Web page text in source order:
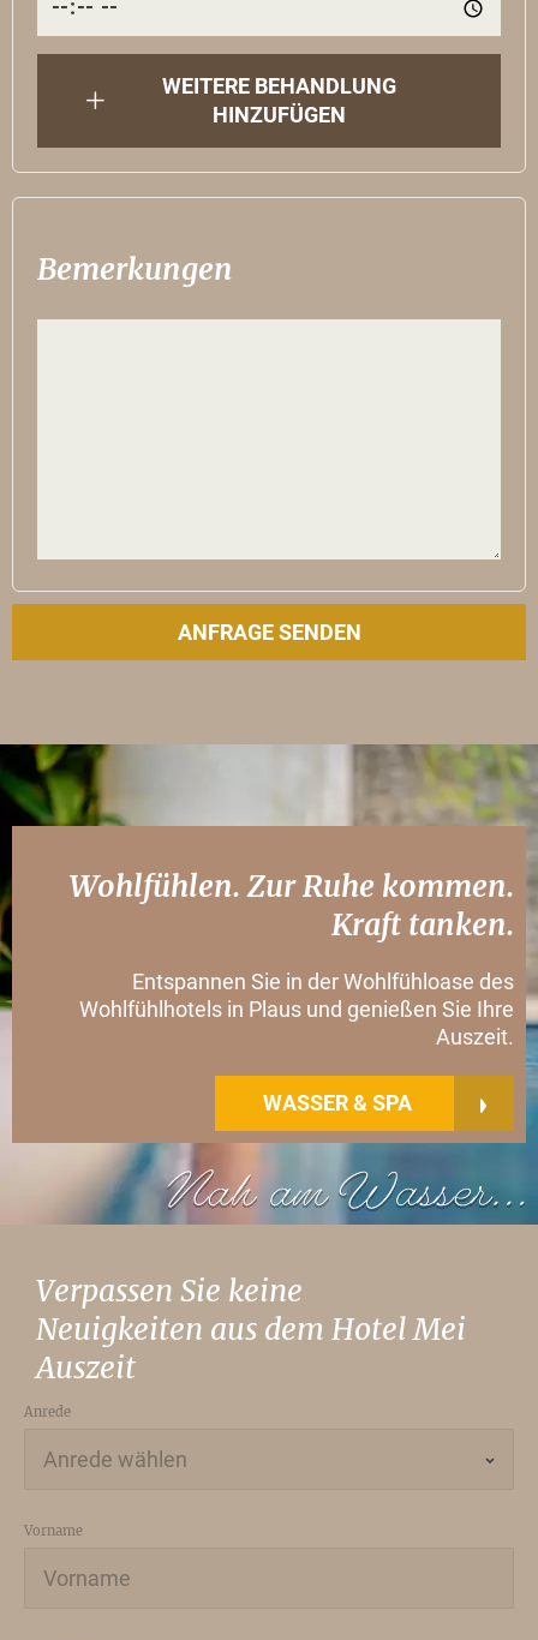
WEITERE BEHANDLUNG
HINZUFÜGEN
Bemerkungen
Wohlfühlen. Zur Ruhe kommen.
Kraft tanken.
Entspannen Sie in der Wohlfühloase des
Wohlfühlhotels in Plaus und genießen Sie Ihre
Auszeit.
WASSER & SPA
Verpassen Sie keine
Neuigkeiten aus dem Hotel Mei
Auszeit
Anrede
Vorname